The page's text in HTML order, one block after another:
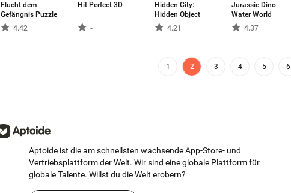
Flucht dem
Gefängnis Puzzle
4.42
Hit Perfect 3D
-
Hidden City:
Hidden Object
4.21
Jurassic Dino
Water World
4.37
1 2 3 4 5 6
Aptoide ist die am schnellsten wachsende App-Store- und
Vertriebsplattform der Welt. Wir sind eine globale Plattform für
globale Talente. Willst du die Welt erobern?